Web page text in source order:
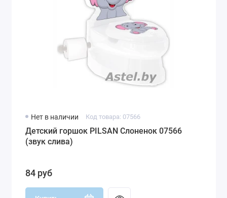
Нет в наличии Код товара: 07566
Детский горшок PILSAN Слоненок 07566
(звук слива)
84 руб